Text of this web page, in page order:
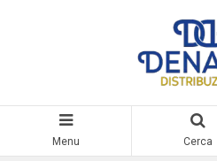
Menu Cerca